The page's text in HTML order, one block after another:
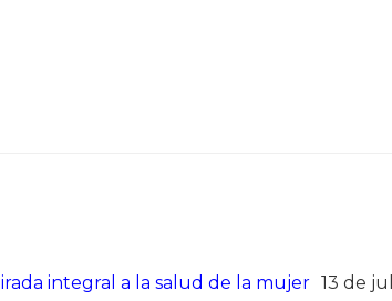
integral a la salud de la mujer 13 de